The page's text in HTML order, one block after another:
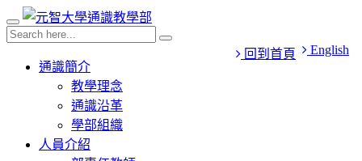
English
回到首頁
通識簡介
教學理念
通識沿革
學部組織
人員介紹